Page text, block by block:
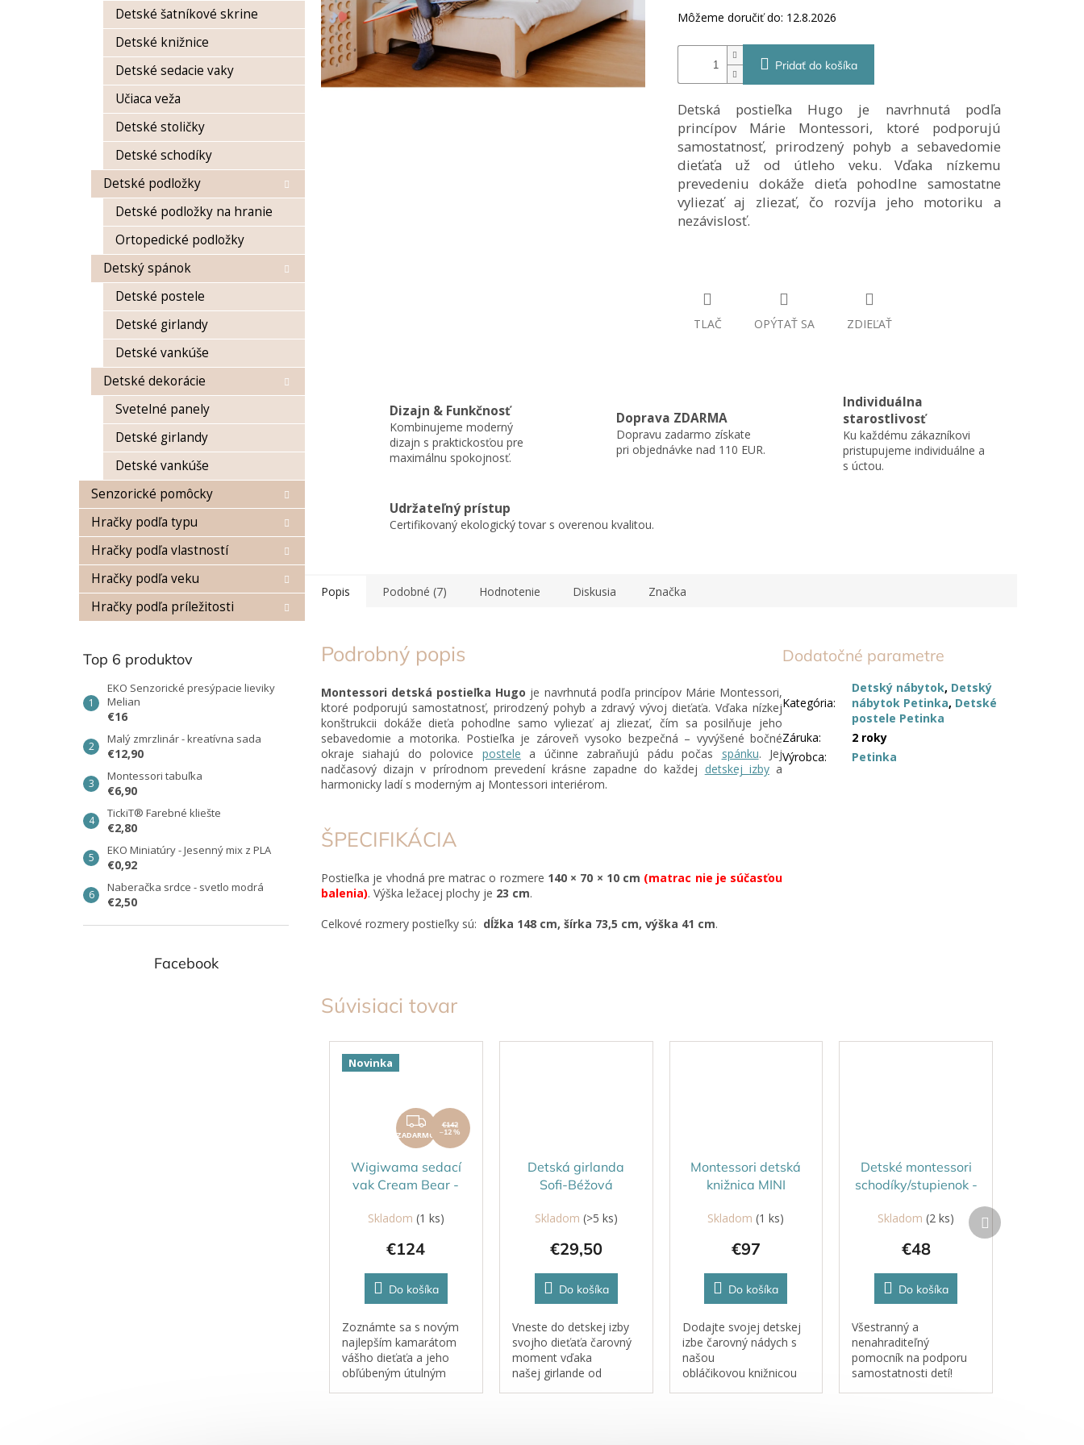
Detské šatníkové skrine
Detské knižnice
Detské sedacie vaky
Učiaca veža
Detské stoličky
Detské schodíky
Detské podložky
Detské podložky na hranie
Ortopedické podložky
Detský spánok
Detské postele
Detské girlandy
Detské vankúše
Detské dekorácie
Svetelné panely
Detské girlandy
Detské vankúše
Senzorické pomôcky
Hračky podľa typu
Hračky podľa vlastností
Hračky podľa veku
Hračky podľa príležitosti
Top 6 produktov
EKO Senzorické presýpacie lieviky
Melian
€16
Malý zmrzlinár - kreatívna sada
€12,90
Montessori tabuľka
€6,90
TickiT® Farebné kliešte
€2,80
EKO Miniatúry - Jesenný mix z PLA
€0,92
Naberačka srdce - svetlo modrá
€2,50
Facebook
Môžeme doručiť do: 12.8.2026
Pridať do košíka
Detská postieľka Hugo je navrhnutá podľa
princípov Márie Montessori, ktoré podporujú
samostatnosť, prirodzený pohyb a sebavedomie
dieťaťa už od útleho veku. Vďaka nízkemu
prevedeniu dokáže dieťa pohodlne samostatne
vyliezať aj zliezať, čo rozvíja jeho motoriku a
nezávislosť.
TLAČ OPÝTAŤ SA ZDIEĽAŤ
Dizajn & Funkčnosť
Kombinujeme moderný
dizajn s praktickosťou pre
maximálnu spokojnosť.
Doprava ZDARMA
Dopravu zadarmo získate
pri objednávke nad 110 EUR.
Individuálna
starostlivosť
Ku každému zákazníkovi
pristupujeme individuálne a
s úctou.
Udržateľný prístup
Certifikovaný ekologický tovar s overenou kvalitou.
Súvisiaci tovar
Novinka
ZADARMO
ZADARMO
€142
–12 %
Wigiwama sedací
vak Cream Bear -
Skladom (1 ks)
€124
Do košíka
Zoznámte sa s novým
najlepším kamarátom
vášho dieťaťa a jeho
obľúbeným útulným
Detská girlanda
Sofi-Béžová
Skladom (>5 ks)
€29,50
Do košíka
Vneste do detskej izby
svojho dieťaťa čarovný
moment vďaka
našej girlande od
Montessori detská
knižnica MINI
Skladom(1 ks)
€97
Do košíka
Dodajte svojej detskej
izbe čarovný nádych s
našou
obláčikovou knižnicou
Detské montessori
schodíky/stupienok -
Skladom(2 ks)
€48
Do košíka
Všestranný a
nenahraditeľný
pomocník na podporu
samostatnosti detí!
Ďalší
produkt
Popis Podobné (7) Hodnotenie Diskusia Značka
Podrobný popis
Montessori detská postieľka Hugo je navrhnutá podľa princípov Márie Montessori,
ktoré podporujú samostatnosť, prirodzený pohyb a zdravý vývoj dieťaťa. Vďaka nízkej
konštrukcii dokáže dieťa pohodlne samo vyliezať aj zliezať, čím sa posilňuje jeho
sebavedomie a motorika. Postieľka je zároveň vysoko bezpečná – vyvýšené bočné
okraje siahajú do polovice postele a účinne zabraňujú pádu počas spánku. Jej
nadčasový dizajn v prírodnom prevedení krásne zapadne do každej detskej izbya
harmonicky ladí s moderným aj Montessori interiérom.
ŠPECIFIKÁCIA
Postieľka je vhodná pre matrac o rozmere 140 × 70 × 10 cm (matrac nie je súčasťou
balenia). Výška ležacej plochy je 23 cm.
Celkové rozmery postieľky sú: dĺžka 148 cm, šírka 73,5 cm, výška 41 cm.
Dodatočné parametre
Kategória:
Detský nábytok, Detský
nábytok Petinka, Detské
postele Petinka
Záruka:
2 roky
Výrobca: Petinka